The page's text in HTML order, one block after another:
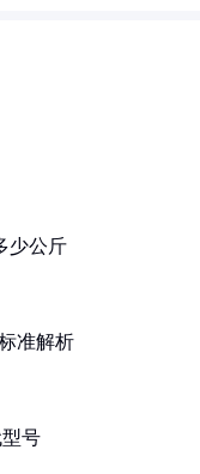
少公斤
准解析
型号